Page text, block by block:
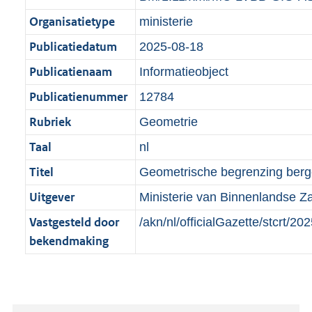
a
t
a
a
t
:
2
K
b
Organisatietype ministerie
Publicatiedatum 2025-08-18
Publicatienaam Informatieobject
Publicatienummer 12784
Rubriek Geometrie
Taal nl
Titel Geometrische begrenzing
Uitgever Ministerie van Binnenlandse
Vastgesteld door
bekendmaking
/akn/nl/officialGazette/stcrt/